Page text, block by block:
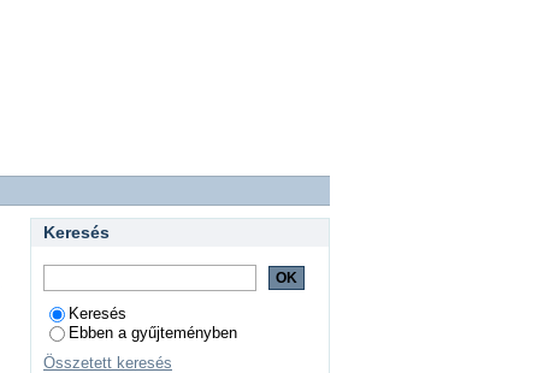
Keresés
Keresés
Ebben a gyűjteményben
Összetett keresés